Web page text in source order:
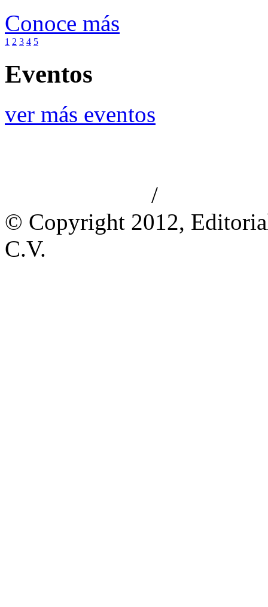
Conoce más
1 2 3 4 5
Eventos
ver más eventos
/
© Copyright 2012,
C.V.